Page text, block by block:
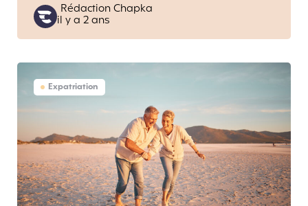
Posted
by
Rédaction Chapka
il y a 2 ans
Expatriation